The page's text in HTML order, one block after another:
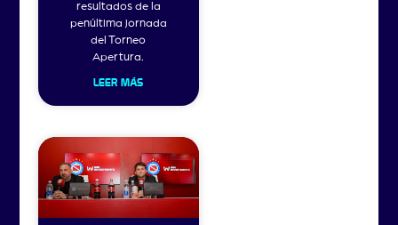
resultados de la
penúltima jornada
del Torneo
Apertura.
LEER MÁS